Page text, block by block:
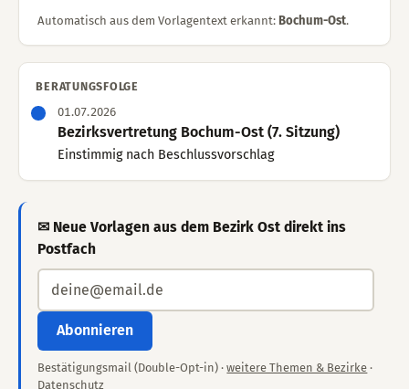
Automatisch aus dem Vorlagentext erkannt: Bochum-Ost.
BERATUNGSFOLGE
01.07.2026
Bezirksvertretung Bochum-Ost (7. Sitzung)
Einstimmig nach Beschlussvorschlag
✉ Neue Vorlagen aus dem Bezirk Ost direkt ins
Postfach
Abonnieren
Bestätigungsmail (Double-Opt-in) ·weitere Themen & Bezirke ·
Datenschutz